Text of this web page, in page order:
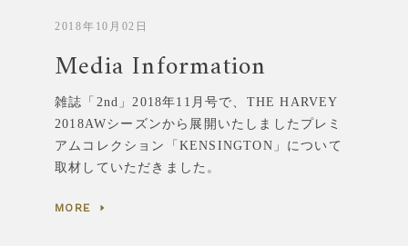
2018年10月02日
Media Information
雑誌「2nd」2018年11月号で、THE HARVEY
2018AWシーズンから展開いたしましたプレミ
アムコレクション「KENSINGTON」について
取材していただきました。
MORE